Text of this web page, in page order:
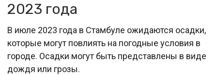
2023 года
В июле 2023 года в Стамбуле ожидаются осадки,
которые могут повлиять на погодные условия в
городе. Осадки могут быть представлены в виде
дождя или грозы.